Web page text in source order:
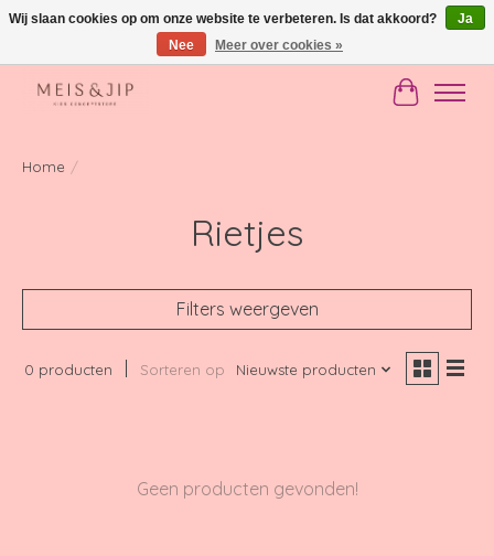
Gratis verzending in NL vanaf €150
Home /
Rietjes
Filters weergeven
0 producten Sorteren op Nieuwste producten
Geen producten gevonden!
Wij slaan cookies op om onze website te verbeteren. Is dat akkoord?
Ja
Nee
Meer over cookies »